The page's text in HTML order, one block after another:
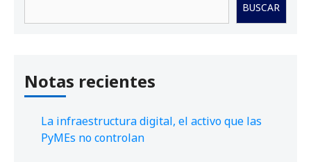
BUSCAR
Notas recientes
La infraestructura digital, el activo que las
PyMEs no controlan